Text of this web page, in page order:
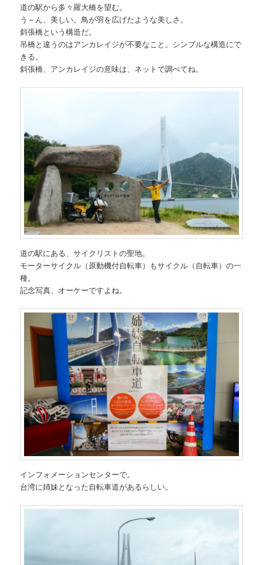
道の駅から多々羅大橋を望む。
う～ん、美しい。鳥が羽を広げたような美しさ。
斜張橋という構造だ。
吊橋と違うのはアンカレイジが不要なこと。シンプルな構造にで
きる。
斜張橋、アンカレイジの意味は、ネットで調べてね。
道の駅にある、サイクリストの聖地。
モーターサイクル（原動機付自転車）もサイクル（自転車）の一
種。
記念写真、オーケーですよね。
インフォメーションセンターで。
台湾に姉妹となった自転車道があるらしい。